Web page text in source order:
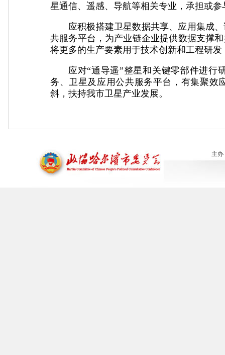
星通信、遥感、导航等相关专业，承担或
应积极搭建卫星数据共享、应用集成
共服务平台，为产业链企业提供数据支撑
将更多的生产要素用于技术创新和工程研
应对“通导遥”整星和关键零部件进行
务、卫星及应用公共服务平台，有集聚效
斜，扶持我市卫星产业发展。
主